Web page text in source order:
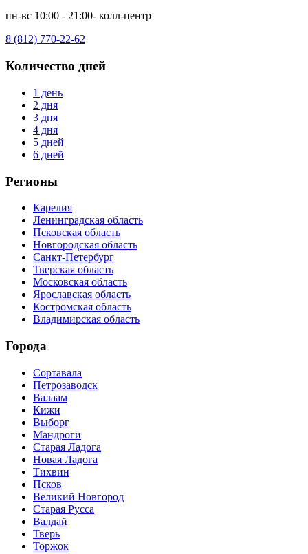
пн-вс 10:00 - 21:00- колл-центр
8 (812) 770-22-62
Количество дней
1 день
2 дня
3 дня
4 дня
5 дней
6 дней
Регионы
Карелия
Ленинградская область
Псковская область
Новгородская область
Санкт-Петербург
Тверская область
Московская область
Ярославская область
Костромская область
Владимирская область
Города
Сортавала
Петрозаводск
Валаам
Кижи
Выборг
Мандроги
Старая Ладога
Новая Ладога
Тихвин
Псков
Великий Новгород
Старая Русса
Валдай
Тверь
Торжок